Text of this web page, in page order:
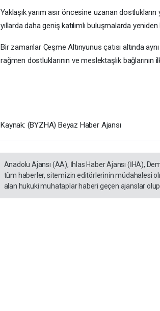
Yaklaşık yarım asır öncesine uzanan
yıllarda daha geniş katılımlı buluşmalarda
Bir zamanlar Çeşme Altınyunus çatısı altında
rağmen dostluklarının ve meslektaşlık bağlarının
Kaynak: (BYZHA) Beyaz Haber Ajansı
Anadolu Ajansı (AA), İhlas Haber Ajansı (İHA),
tüm haberler, sitemizin editörlerinin müdahalesi
alan hukuki muhataplar haberi geçen ajanslar